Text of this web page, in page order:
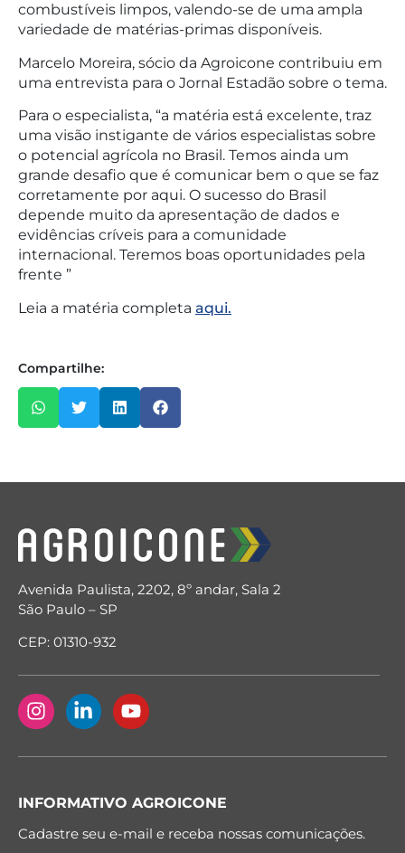
combustíveis limpos, valendo-se de uma ampla
variedade de matérias-primas disponíveis.
Marcelo Moreira, sócio da Agroicone contribuiu em
uma entrevista para o Jornal Estadão sobre o tema.
Para o especialista, “a matéria está excelente, traz
uma visão instigante de vários especialistas sobre
o potencial agrícola no Brasil. Temos ainda um
grande desafio que é comunicar bem o que se faz
corretamente por aqui. O sucesso do Brasil
depende muito da apresentação de dados e
evidências críveis para a comunidade
internacional. Teremos boas oportunidades pela
frente ”
Leia a matéria completa aqui.
Compartilhe:
Avenida Paulista, 2202, 8º andar, Sala 2
São Paulo – SP
CEP: 01310-932
INFORMATIVO AGROICONE
Cadastre seu e-mail e receba nossas comunicações.